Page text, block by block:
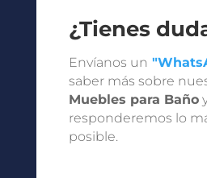
¿Tienes
Envíanos un
saber más sobre
Muebles para Baño
responderemos lo
posible.